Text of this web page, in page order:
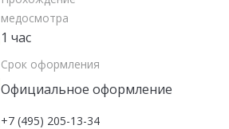
медосмотра
1 час
Срок оформления
Официальное оформление
+7 (495) 205-13-34